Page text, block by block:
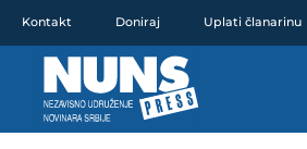
sadržaj
Kontakt Doniraj Uplati članarinu